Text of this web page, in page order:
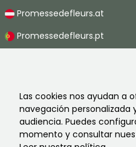
Las cookies nos ayudan a
navegación personalizada
audiencia. Puedes
momento y consultar
Promessedefleurs.at
Promessedefleurs.pt
Promessedefleurs.ch